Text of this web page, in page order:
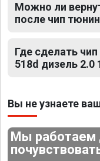
Можно ли
после чип
Где сделать
518d дизель 2.0
Вы не узнаете
Мы работаем